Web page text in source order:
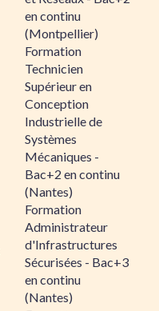
en continu
(Montpellier)
Formation
Technicien
Supérieur en
Conception
Industrielle de
Systèmes
Mécaniques -
Bac+2 en continu
(Nantes)
Formation
Administrateur
d'Infrastructures
Sécurisées - Bac+3
en continu
(Nantes)